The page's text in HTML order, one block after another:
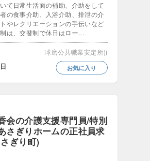
て日常生活面の補助、介助をして
の食事介助、入浴介助、排泄の介
やレクリエーションの手伝いなど
は、交替制で休日はロー...
球磨公共職業安定所()
お気に入り
会の介護支援専門員/特別
さぎりホームの正社員求
ぎり町)